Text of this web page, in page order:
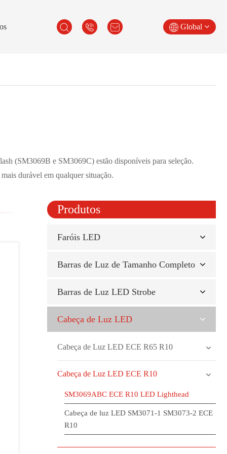
Global
(SM3069B e SM3069C) estão disponíveis para seleção.
durável em qualquer situação.
Produtos
Faróis LED
Barras de Luz de Tamanho Completo
Barras de Luz LED Strobe
Cabeça de Luz LED
Cabeça de Luz LED ECE R65 R10
Cabeça de Luz LED ECE R10
SM3069ABC ECE R10 LED Lighthead
Cabeça de luz LED SM3071-1 SM3073-2 ECE
R10